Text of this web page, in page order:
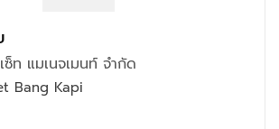
ท แมเนจเมนท์ จำกัด
Bang Kapi